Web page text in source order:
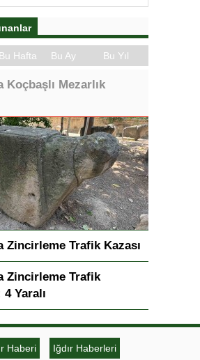
Bu Hafta Bu Ay Bu Yıl
Koçbaşlı Mezarlık
Zincirleme Trafik Kazası
Zincirleme Trafik
4 Yaralı
Haberi Iğdır Haberleri